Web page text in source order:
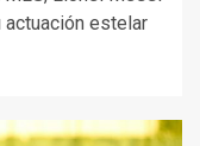
estelar